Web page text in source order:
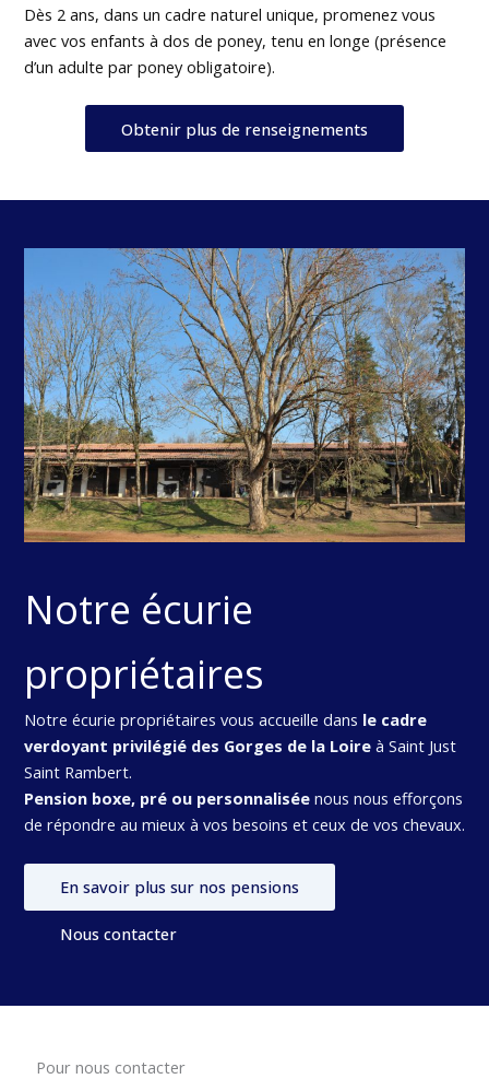
Dès 2 ans, dans un cadre naturel unique, promenez vous
avec vos enfants à dos de poney, tenu en longe (présence
d’un adulte par poney obligatoire).
Obtenir plus de renseignements
Notre écurie
propriétaires
Notre écurie propriétaires vous accueille dans le cadre
verdoyant privilégié des Gorges de la Loireà Saint Just
Saint Rambert.
Pension boxe, pré ou personnaliséenous nous efforçons
de répondre au mieux à vos besoins et ceux de vos chevaux.
En savoir plus sur nos pensions
Nous contacter
Pour nous contacter